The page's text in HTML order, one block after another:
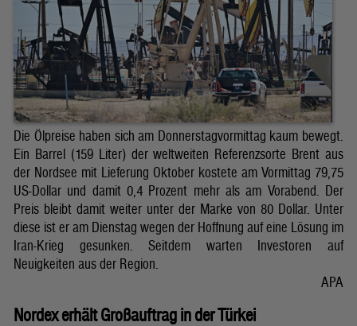
Die Ölpreise haben sich am Donnerstagvormittag kaum bewegt.
Ein Barrel (159 Liter) der weltweiten Referenzsorte Brent aus
der Nordsee mit Lieferung Oktober kostete am Vormittag 79,75
US-Dollar und damit 0,4 Prozent mehr als am Vorabend. Der
Preis bleibt damit weiter unter der Marke von 80 Dollar. Unter
diese ist er am Dienstag wegen der Hoffnung auf eine Lösung im
Iran-Krieg gesunken. Seitdem warten Investoren auf
Neuigkeiten aus der Region.
APA
Nordex erhält Großauftrag in der Türkei